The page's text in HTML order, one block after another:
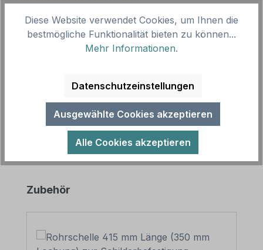
Ortsschilder bereichern jeden zu feiernden Anlass –
Produktgalerie überspringen
Zubehör
Diese Website verwendet Cookies, um Ihnen die
bestmögliche Funktionalität bieten zu können...
Mehr Informationen.
Datenschutzeinstellungen
Ausgewählte Cookies akzeptieren
Alle Cookies akzeptieren